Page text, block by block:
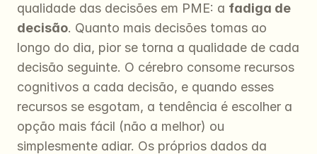
qualidade das decisões em PME: a fadiga de
decisão. Quanto mais decisões tomas ao
longo do dia, pior se torna a qualidade de cada
decisão seguinte. O cérebro consome recursos
cognitivos a cada decisão, e quando esses
recursos se esgotam, a tendência é escolher a
opção mais fácil (não a melhor) ou
simplesmente adiar. Os próprios dados da